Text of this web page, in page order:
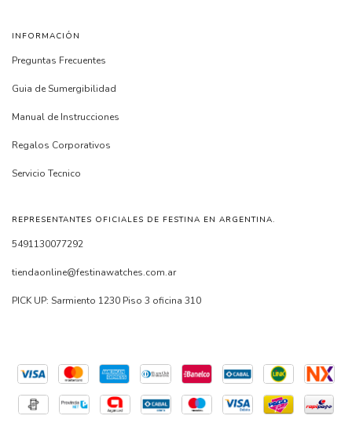
INFORMACIÓN
Preguntas Frecuentes
Guia de Sumergibilidad
Manual de Instrucciones
Regalos Corporativos
Servicio Tecnico
REPRESENTANTES OFICIALES DE FESTINA EN ARGENTINA.
5491130077292
tiendaonline@festinawatches.com.ar
PICK UP: Sarmiento 1230 Piso 3 oficina 310